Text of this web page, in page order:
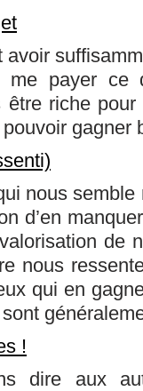
avoir
me payer
être riche
gagner
nous semble
d’en
de
nous
qui en
!
dire aux